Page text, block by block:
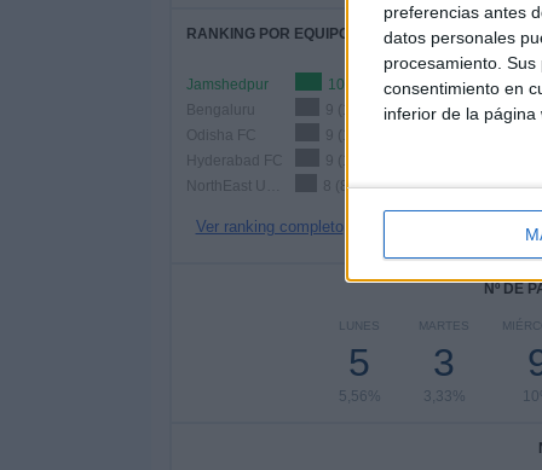
preferencias antes
datos personales
procesamiento.
consentimiento en
inferior de la página
RANKING POR EQUIPOS
Jamshedpur
10 (11,11%)
Bengaluru
9 (10%)
Odisha FC
9 (10%)
Hyderabad FC
9 (10%)
8 (8,89%)
Ver ranking completo
Nº DE
LUNES
5
5,56%
MARTES
3
3,33%